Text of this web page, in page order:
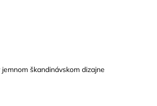
jemnom škandinávskom dizajne